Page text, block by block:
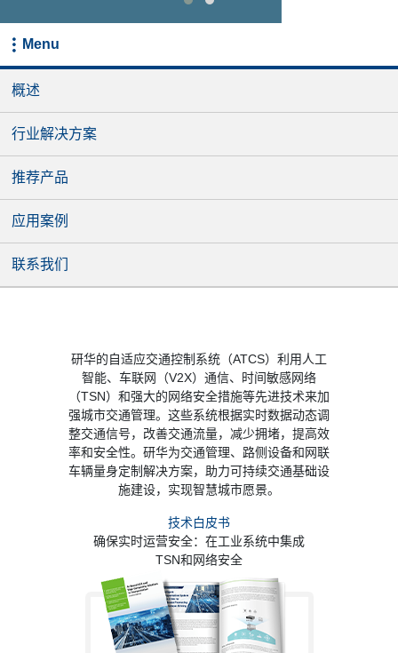
Menu
概述
行业解决方案
推荐产品
应用案例
联系我们
研华的自适应交通控制系统（ATCS）利用人工
智能、车联网（V2X）通信、时间敏感网络
（TSN）和强大的网络安全措施等先进技术来加
强城市交通管理。这些系统根据实时数据动态调
整交通信号，改善交通流量，减少拥堵，提高效
率和安全性。研华为交通管理、路侧设备和网联
车辆量身定制解决方案，助力可持续交通基础设
施建设，实现智慧城市愿景。
技术白皮书
确保实时运营安全：在工业系统中集成
TSN和网络安全